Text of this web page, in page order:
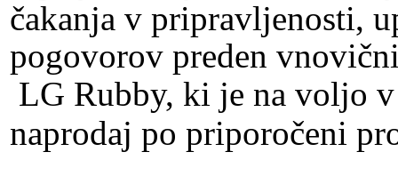
čakanja v pripravljenosti,
pogovorov preden
LG Rubby, ki je na voljo
naprodaj po priporočeni